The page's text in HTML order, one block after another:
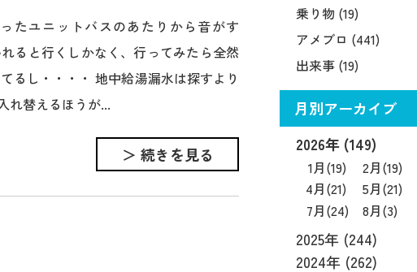
乗り物 (19)
アメブロ (441)
出来事 (19)
月別アーカイブ
2026年 (149)
1月(19) 2月(19)
4月(21) 5月(21)
7月(24) 8月(3)
2025年 (244)
2024年 (262)
たユニットバスのあたりから音がす
ると行くしかなく、行ってみたら全然
るし・・・・ 地中給湯漏水は探すより
れ替えるほうが...
＞ 続きを見る